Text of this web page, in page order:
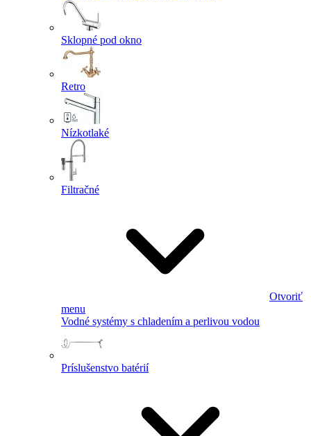
Sklopné pod okno
Retro
Nízkotlaké
Filtračné
Otvoriť
menu
Vodné systémy s chladením a perlivou vodou
Príslušenstvo batérií